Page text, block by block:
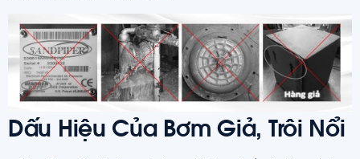
Dấu Hiệu Của Bơm Giả, Trôi Nổi